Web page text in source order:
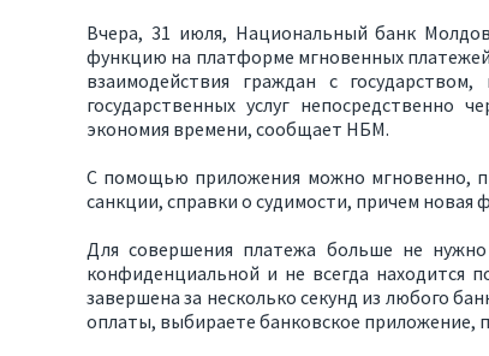
Вчера, 31 июля, Национальный банк
функцию на платформе мгновенных
взаимодействия граждан с
государственных услуг
экономия времени, сообщает НБМ.
С помощью приложения можно мгновенно,
санкции, справки о судимости, причем новая
Для совершения платежа больше не
конфиденциальной и не всегда находится
завершена за несколько секунд из любого
оплаты, выбираете банковское приложение,